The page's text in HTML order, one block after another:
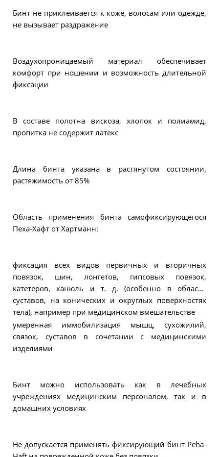
Бинт не приклеивается к коже, волосам или одежде,
не вызывает раздражение
Воздухопроницаемый материал обеспечивает
комфорт при ношении и возможность длительной
фиксации
В составе полотна вискоза, хлопок и полиамид,
пропитка не содержит латекс
Длина бинта указана в растянутом состоянии,
растяжимость от 85%
Область применения бинта самофиксирующегося
Пеха-Хафт от Хартманн:
фиксация всех видов первичных и вторичных
повязок, шин, лонгетов, гипсовых повязок,
катетеров, канюль и т. д. (особенно в области
суставов, на конических и округлых поверхностях
тела), например при медицинском вмешательстве
умеренная иммобилизация мышц, сухожилий,
связок, суставов в сочетании с медицинскими
изделиями
Бинт можно использовать как в лечебных
учреждениях медицинским персоналом, так и в
домашних условиях
Не допускается применять фиксирующий бинт Peha-